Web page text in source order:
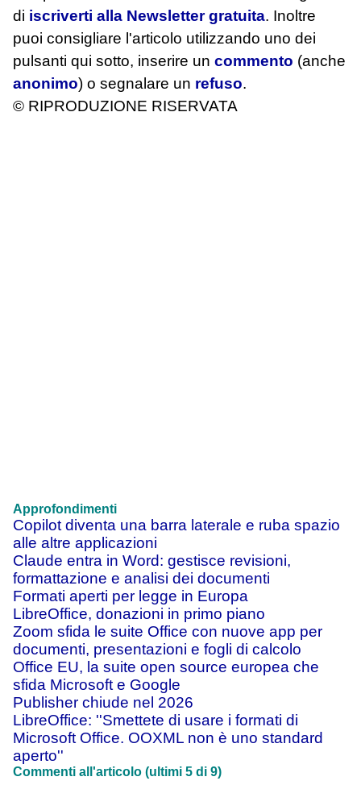
di iscriverti alla Newsletter gratuita. Inoltre
puoi consigliare l'articolo utilizzando uno dei
pulsanti qui sotto, inserire un commento (anche
anonimo) o segnalare un refuso.
© RIPRODUZIONE RISERVATA
Approfondimenti
Copilot diventa una barra laterale e ruba spazio
alle altre applicazioni
Claude entra in Word: gestisce revisioni,
formattazione e analisi dei documenti
Formati aperti per legge in Europa
LibreOffice, donazioni in primo piano
Zoom sfida le suite Office con nuove app per
documenti, presentazioni e fogli di calcolo
Office EU, la suite open source europea che
sfida Microsoft e Google
Publisher chiude nel 2026
LibreOffice: ''Smettete di usare i formati di
Microsoft Office. OOXML non è uno standard
aperto''
Commenti all'articolo (ultimi 5 di 9)